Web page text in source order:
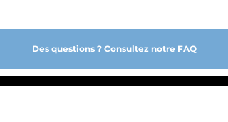
Des questions ? Consultez notre FAQ